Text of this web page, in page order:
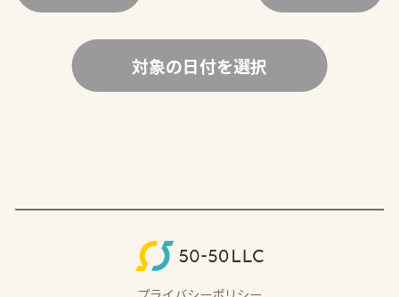
対象の日付を選択